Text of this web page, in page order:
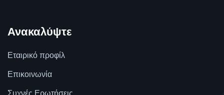
Ανακαλύψτε
Εταιρικό προφίλ
Επικοινωνία